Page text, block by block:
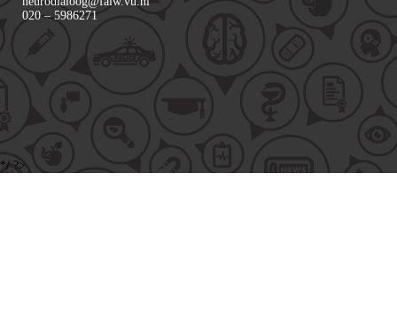
020 – 5986271
*/ ?>